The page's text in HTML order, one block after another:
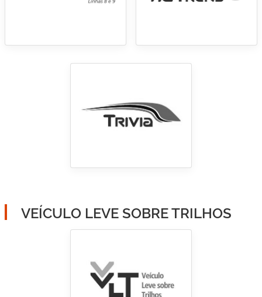
VEÍCULO LEVE SOBRE TRILHOS